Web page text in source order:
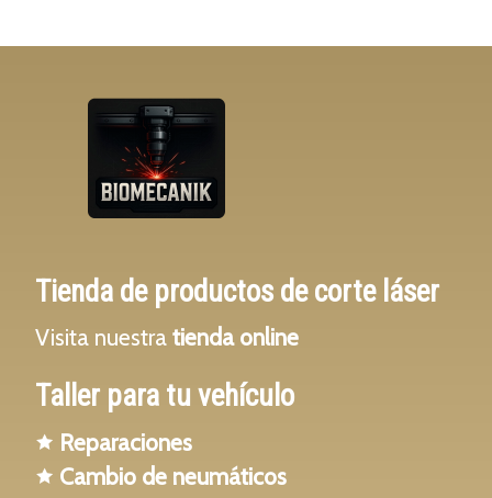
Tienda de productos de corte láser
Visita nuestratienda online
Taller para tu vehículo
🟊 Reparaciones
🟊 Cambio de neumáticos